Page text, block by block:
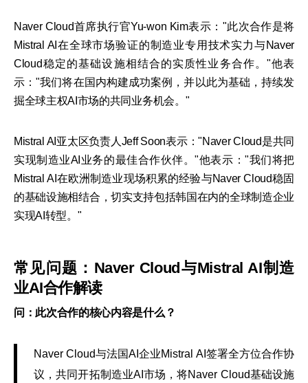
Naver Cloud首席执行官Yu-won Kim表示："此次合作是将
Mistral AI在全球市场验证的制造业专用技术实力与Naver
Cloud稳定的基础设施相结合的实质性业务合作。"他表
示："我们将在国内构建成功案例，并以此为基础，持续发
掘全球主权AI市场的共同业务机会。"
Mistral AI亚太区负责人Jeff Soon表示："Naver Cloud是共同
实现制造业AI业务的最佳合作伙伴。"他表示："我们将把
Mistral AI在欧洲制造业现场积累的经验与Naver Cloud稳固
的基础设施相结合，切实支持包括韩国在内的全球制造企业
实现AI转型。"
常见问题：Naver Cloud与Mistral AI制造
业AI合作解读
问：此次合作的核心内容是什么？
Naver Cloud与法国AI企业Mistral AI签署全方位合作协
议，共同开拓制造业AI市场，将Naver Cloud基础设施